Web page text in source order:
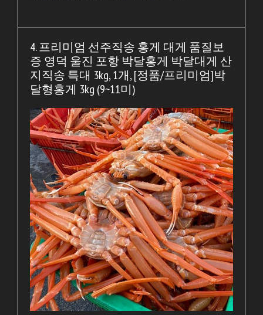
4. 프리미엄 선주직송 홍게 대게 품질보
증 영덕 울진 포항 박달홍게 박달대게 산
지직송 특대 3kg, 1개, [정품/프리미엄]박
달형홍게 3kg (9~11미)